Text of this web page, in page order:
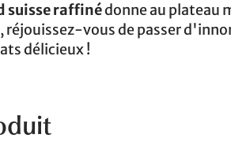
suisse raffinédonne au plateau
vous de passer
délicieux !